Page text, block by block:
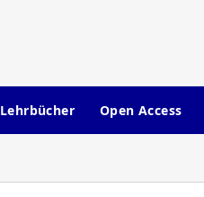
Lehrbücher
Open Access